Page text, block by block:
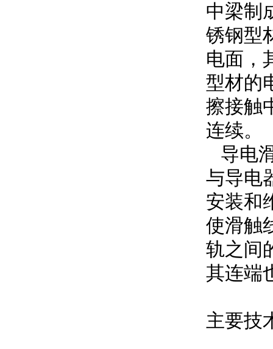
中梁制
锈钢型
电面，
型材的
擦接触
连续。
导电
与导电
安装和
使滑触
轨之间
其连端
主要技